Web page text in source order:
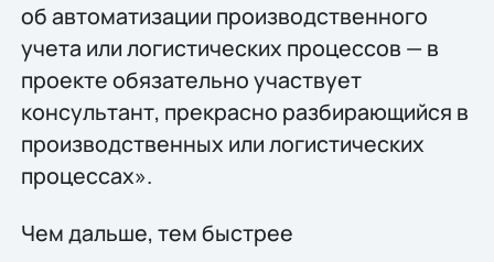
об автоматизации производственного
учета или логистических процессов — в
проекте обязательно участвует
консультант, прекрасно разбирающийся в
производственных или логистических
процессах».
Чем дальше, тем быстрее